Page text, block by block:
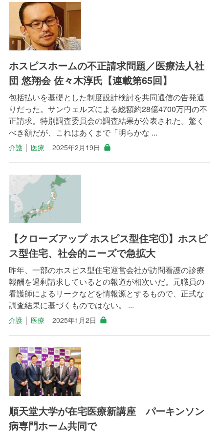
ホスピスホームの不正請求問題／医療法人社
団 悠翔会 佐々木淳氏【連載第65回】
包括払いを基礎とした制度設計検討を共同通信の告発通
りだった。サンウェルズによる総額約28億4700万円の不
正請求。特別調査委員会の調査結果が公表された。驚く
べき額だが、これはあくまで「明らかな ...
介護│ 医療 2025年2月19日
【クローズアップ ホスピス型住宅①】ホスピ
ス型住宅、社会的ニーズで急拡大
昨年、一部のホスピス型住宅運営会社が訪問看護の診療
報酬を過剰請求しているとの報道が相次いだ。元職員の
看護師によるリークなどを情報源とするもので、正式な
調査結果に基づくものではない。 ...
介護│ 医療 2025年1月2日
順天堂大学が在宅医療新講座 パーキンソン
病専門ホーム共同で